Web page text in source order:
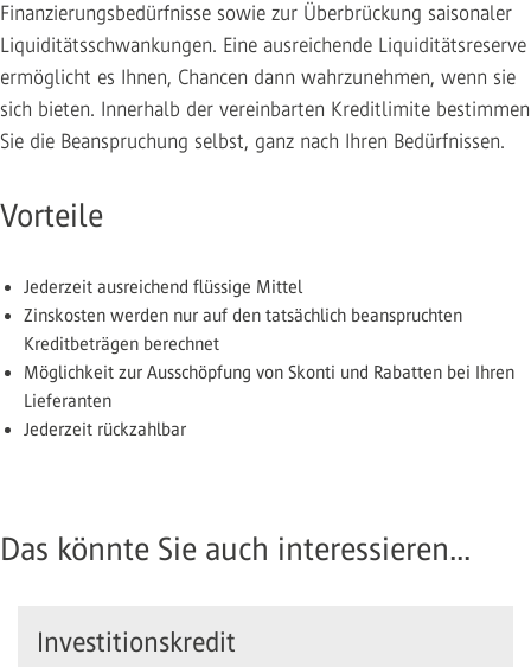
Finanzierungsbedürfnisse sowie zur Überbrückung saisonaler
Liquiditätsschwankungen. Eine ausreichende Liquiditätsreserve
ermöglicht es Ihnen, Chancen dann wahrzunehmen, wenn sie
sich bieten. Innerhalb der vereinbarten Kreditlimite bestimmen
Sie die Beanspruchung selbst, ganz nach Ihren Bedürfnissen.
Vorteile
Jederzeit ausreichend flüssige Mittel
Zinskosten werden nur auf den tatsächlich beanspruchten
Kreditbeträgen berechnet
Möglichkeit zur Ausschöpfung von Skonti und Rabatten bei Ihren
Lieferanten
Jederzeit rückzahlbar
Das könnte Sie auch interessieren...
Investitionskredit